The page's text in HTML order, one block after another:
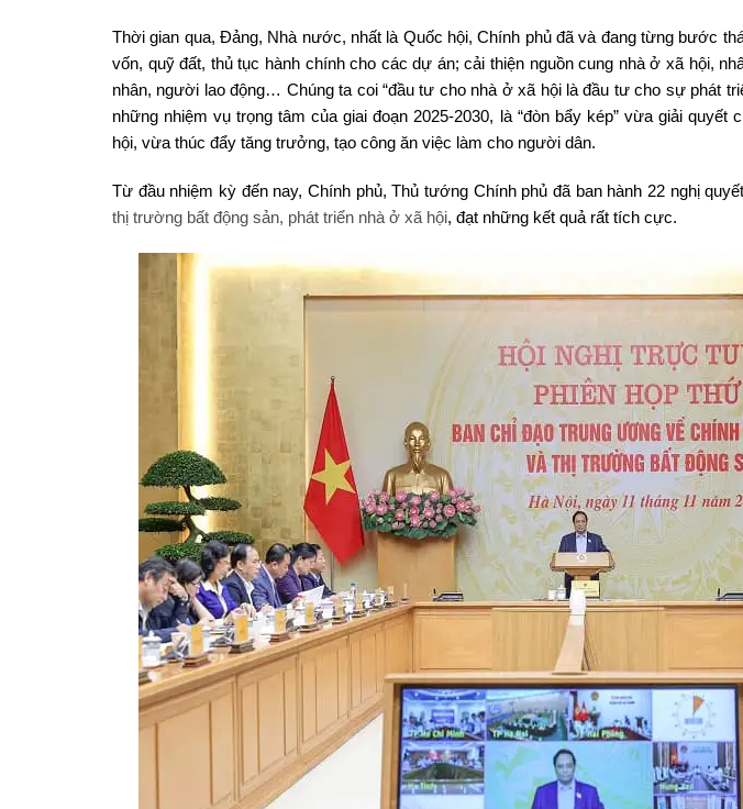
Thời gian qua, Đảng, Nhà nước, nhất là Quốc hội, Chính phủ đã và đang từng bước
vốn, quỹ đất, thủ tục hành chính cho các dự án; cải thiện nguồn cung nhà ở xã hội,
nhân, người lao động… Chúng ta coi “đầu tư cho nhà ở xã hội là đầu tư cho sự phát
những nhiệm vụ trọng tâm của giai đoạn 2025-2030, là “đòn bẩy kép” vừa giải
hội, vừa thúc đẩy tăng trưởng, tạo công ăn việc làm cho người dân.
Từ đầu nhiệm kỳ đến nay, Chính phủ, Thủ tướng Chính phủ đã ban hành 22 nghị
thị trường bất động sản, phát triển nhà ở xã hội, đạt những kết quả rất tích cực.